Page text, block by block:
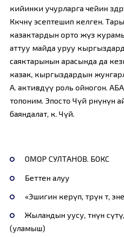
кийинки учурларга чейин
Көкчөнү эсептешип келген.
казактардын орто жүз
аттуу майда уруу
саяктарынын арасында да
казак, кыргыздардын
А. активдүү роль ойногон.
топоним. Эпосто Чүй өрөөнүнүн
баяндалат, к. Чүй.
ОМОР СУЛТАНОВ. БОКС
Беттен алуу
«Эшигин керүп, төрүнө өт,
Жыландын уусу, төөнүн
(уламыш)